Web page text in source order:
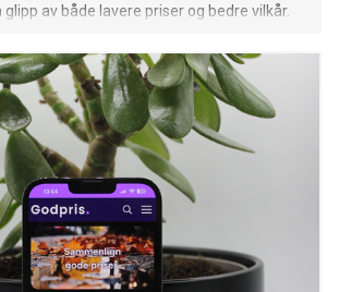
av både lavere priser og bedre vilkår.